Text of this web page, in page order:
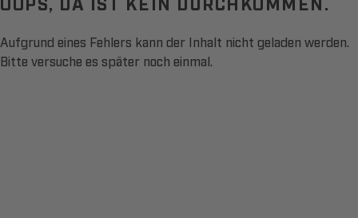
Aufgrund eines Fehlers kann der Inhalt nicht geladen werden.
Bitte versuche es später noch einmal.